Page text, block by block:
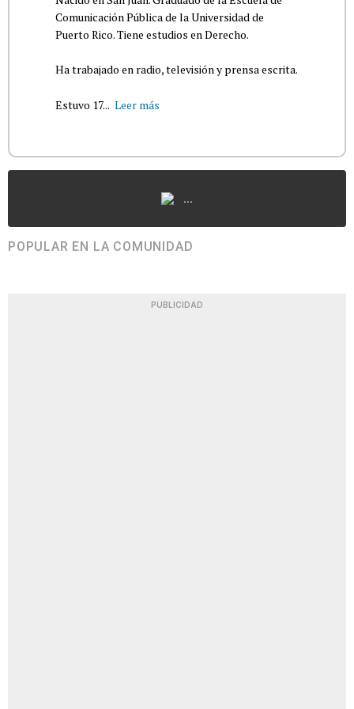
Comunicación Pública de la Universidad de
Puerto Rico. Tiene estudios en Derecho.
Ha trabajado en radio, televisión y prensa escrita.
Estuvo 17... Leer más
...
POPULAR EN LA COMUNIDAD
PUBLICIDAD